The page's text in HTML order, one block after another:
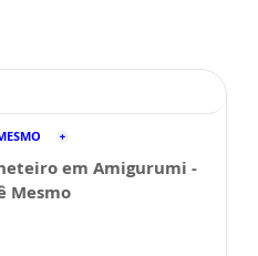
em Amigurumi -
Mesmo